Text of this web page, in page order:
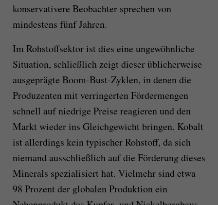
konservativere Beobachter sprechen von
mindestens fünf Jahren.
Im Rohstoffsektor ist dies eine ungewöhnliche
Situation, schließlich zeigt dieser üblicherweise
ausgeprägte Boom-Bust-Zyklen, in denen die
Produzenten mit verringerten Fördermengen
schnell auf niedrige Preise reagieren und den
Markt wieder ins Gleichgewicht bringen. Kobalt
ist allerdings kein typischer Rohstoff, da sich
niemand ausschließlich auf die Förderung dieses
Minerals spezialisiert hat. Vielmehr sind etwa
98 Prozent der globalen Produktion ein